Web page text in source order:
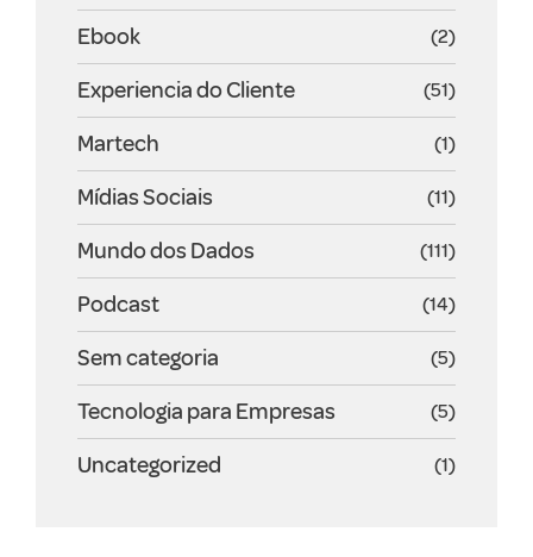
Ebook (2)
Experiencia do Cliente (51)
Martech (1)
Mídias Sociais (11)
Mundo dos Dados (111)
Podcast (14)
Sem categoria (5)
Tecnologia para Empresas (5)
Uncategorized (1)